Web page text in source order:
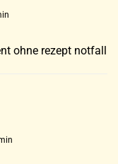
ohne rezept notfall